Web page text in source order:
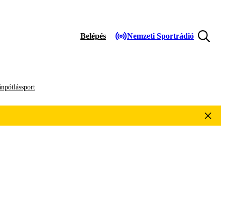
Belépés Nemzeti Sportrádió